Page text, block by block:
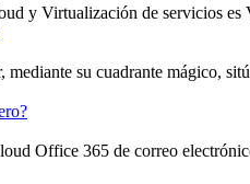
y Virtualización de servicios
su cuadrante mágico,
Office 365 de correo